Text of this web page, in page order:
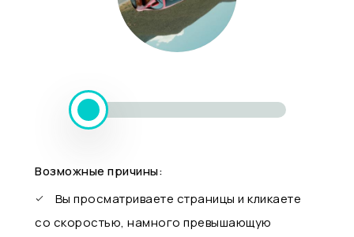
Возможные причины:
Вы просматриваете страницы и кликаете
со скоростью, намного превышающую